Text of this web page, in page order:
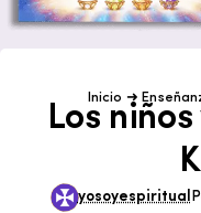
Inicio ➜
Los niños
yosoyespiritual